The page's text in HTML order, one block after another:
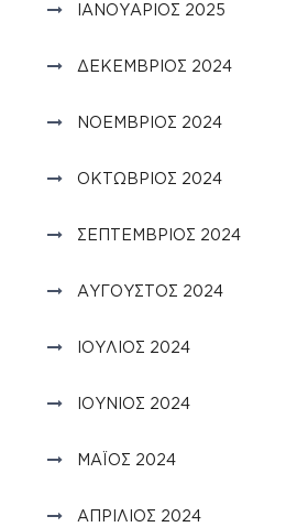
ΙΑΝΟΥΆΡΙΟΣ 2025
ΔΕΚΈΜΒΡΙΟΣ 2024
ΝΟΈΜΒΡΙΟΣ 2024
ΟΚΤΏΒΡΙΟΣ 2024
ΣΕΠΤΈΜΒΡΙΟΣ 2024
ΑΎΓΟΥΣΤΟΣ 2024
ΙΟΎΛΙΟΣ 2024
ΙΟΎΝΙΟΣ 2024
ΜΆΙΟΣ 2024
ΑΠΡΊΛΙΟΣ 2024